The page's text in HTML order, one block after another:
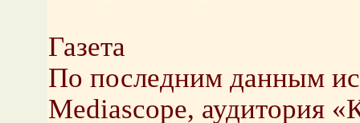
Газета
По последним данным
Mediascope, аудитория